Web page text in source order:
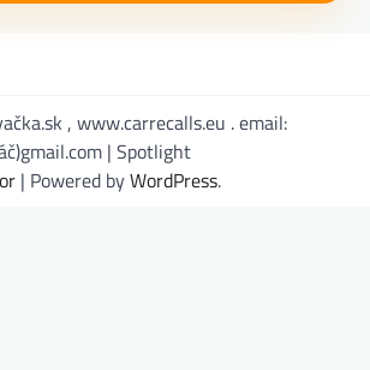
, www.carrecalls.eu . email:
| Spotlight
| Powered byWordPress.